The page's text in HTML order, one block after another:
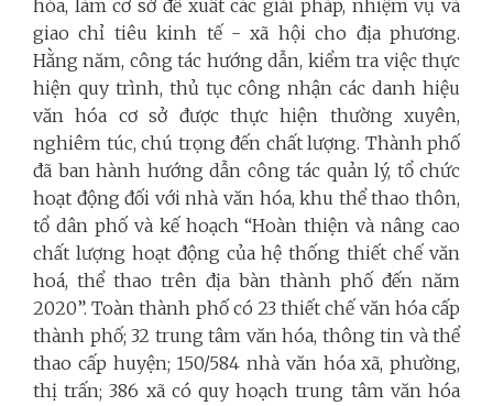
hóa, làm cơ sở đề xuất các giải pháp, nhiệm vụ và
giao chỉ tiêu kinh tế - xã hội cho địa phương.
Hằng năm, công tác hướng dẫn, kiểm tra việc thực
hiện quy trình, thủ tục công nhận các danh hiệu
văn hóa cơ sở được thực hiện thường xuyên,
nghiêm túc, chú trọng đến chất lượng. Thành phố
đã ban hành hướng dẫn công tác quản lý, tổ chức
hoạt động đối với nhà văn hóa, khu thể thao thôn,
tổ dân phố và kế hoạch “Hoàn thiện và nâng cao
chất lượng hoạt động của hệ thống thiết chế văn
hoá, thể thao trên địa bàn thành phố đến năm
2020”. Toàn thành phố có 23 thiết chế văn hóa cấp
thành phố; 32 trung tâm văn hóa, thông tin và thể
thao cấp huyện; 150/584 nhà văn hóa xã, phường,
thị trấn; 386 xã có quy hoạch trung tâm văn hóa